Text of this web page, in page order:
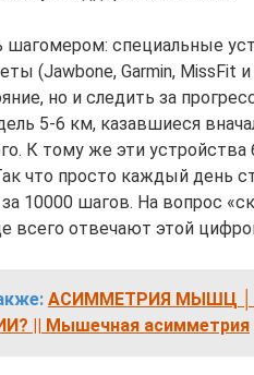
шагомером: специальные
(Jawbone, Garmin, MissFit
но и следить за
5-6 км, казавшиеся
К тому же эти
что просто каждый день
за 10000 шагов. На вопрос
всего отвечают этой
АСИММЕТРИЯ МЫШЦ
|| Мышечная асимметрия